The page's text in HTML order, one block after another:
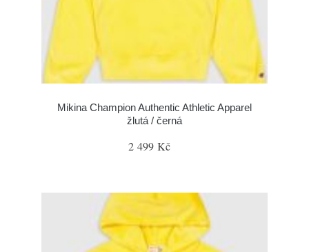
Mikina Champion Authentic Athletic Apparel
žlutá / černá
2 499 Kč